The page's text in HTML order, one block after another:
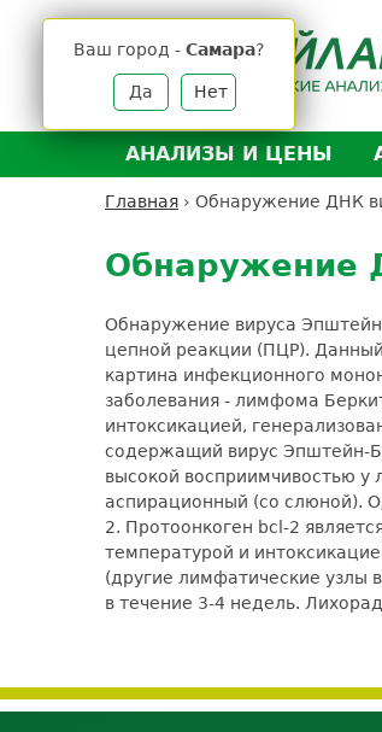
Ваш город - Самара?
Да Нет
АНАЛИЗЫ И ЦЕНЫ
Анализы и цены
Выезд на дом
Расшифровка
здесь
Главная › Обнаружение ДНК
to
top
Обнаружение
Обнаружение вируса
цепной реакции (ПЦР).
картина инфекционного
заболевания - лимфома
интоксикацией,
содержащий вирус Эпштейн-
высокой восприимчивостью
аспирационный (со слюной).
2. Протоонкоген bcl-2
температурой и
(другие лимфатические узлы
в течение 3-4 недель.